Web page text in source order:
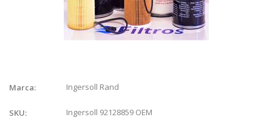
Marca: Ingersoll Rand
SKU: Ingersoll 92128859 OEM